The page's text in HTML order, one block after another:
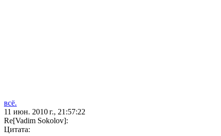
всё.
11 июн. 2010 г., 21:57:22
Re[Vadim Sokolov]:
Цитата: